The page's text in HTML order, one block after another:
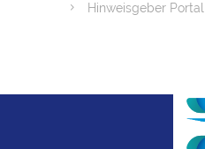
Hinweisgeber Portal